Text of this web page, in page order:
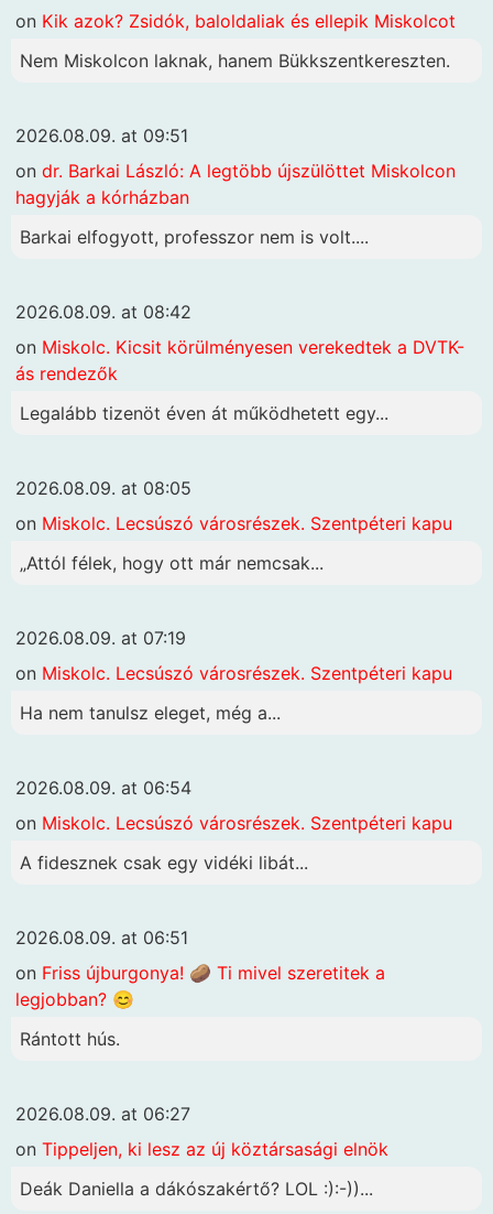
on Kik azok? Zsidók, baloldaliak és ellepik Miskolcot
Nem Miskolcon laknak, hanem Bükkszentkereszten.
2026.08.09. at 09:51
on dr. Barkai László: A legtöbb újszülöttet Miskolcon
hagyják a kórházban
Barkai elfogyott, professzor nem is volt....
2026.08.09. at 08:42
on Miskolc. Kicsit körülményesen verekedtek a DVTK-
ás rendezők
Legalább tizenöt éven át működhetett egy...
2026.08.09. at 08:05
on Miskolc. Lecsúszó városrészek. Szentpéteri kapu
„Attól félek, hogy ott már nemcsak...
2026.08.09. at 07:19
on Miskolc. Lecsúszó városrészek. Szentpéteri kapu
Ha nem tanulsz eleget, még a...
2026.08.09. at 06:54
on Miskolc. Lecsúszó városrészek. Szentpéteri kapu
A fidesznek csak egy vidéki libát...
2026.08.09. at 06:51
on Friss újburgonya! 🥔 Ti mivel szeretitek a
legjobban? 😊
Rántott hús.
2026.08.09. at 06:27
on Tippeljen, ki lesz az új köztársasági elnök
Deák Daniella a dákószakértő? LOL :):-))...